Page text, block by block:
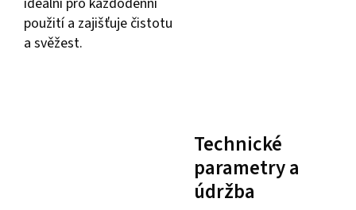
použití a zajišťuje čistotu
a svěžest.
Technické
parametry a
údržba